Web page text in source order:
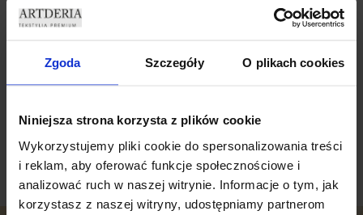
Zgoda Szczegóły O plikach cookies
Niniejsza strona korzysta z plików cookie
Wykorzystujemy pliki cookie do spersonalizowania treści
i reklam, aby oferować funkcje społecznościowe i
analizować ruch w naszej witrynie. Informacje o tym, jak
korzystasz z naszej witryny, udostępniamy partnerom